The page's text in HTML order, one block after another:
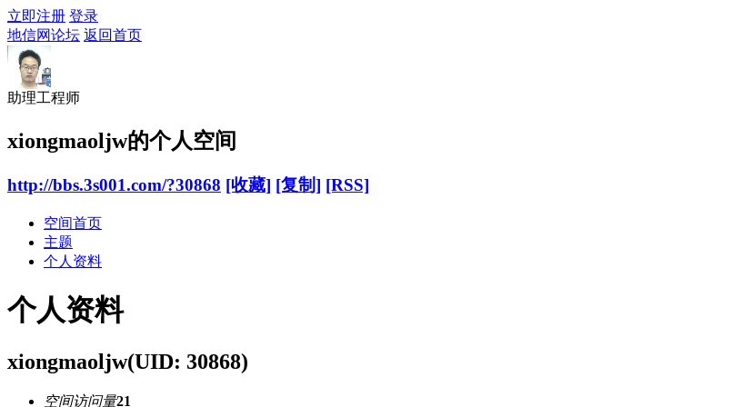
立即注册 登录
地信网论坛 返回首页
助理工程师
xiongmaoljw的个人空间
http://bbs.3s001.com/?30868 [收藏] [复制] [RSS]
空间首页
主题
个人资料
个人资料
xiongmaoljw(UID: 30868)
空间访问量21